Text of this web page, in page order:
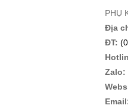
PHỤ
Địa
ĐT:
Zalo: